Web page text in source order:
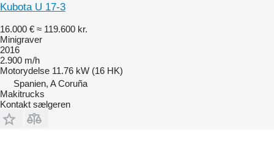
Kubota U 17-3
16.000 € ≈ 119.600 kr.
Minigraver
2016
2.900 m/h
Motorydelse 11.76 kW (16 HK)
Spanien, A Coruña
Makitrucks
Kontakt sælgeren